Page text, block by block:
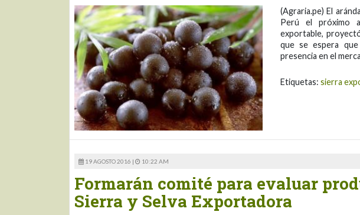
(Agraria.pe) El
Perú el próximo
exportable,
que se espera
presencia en el
Etiquetas: sierra
19 AGOSTO 2016 | 10:22 AM
Formarán comité para evaluar
Sierra y Selva Exportadora